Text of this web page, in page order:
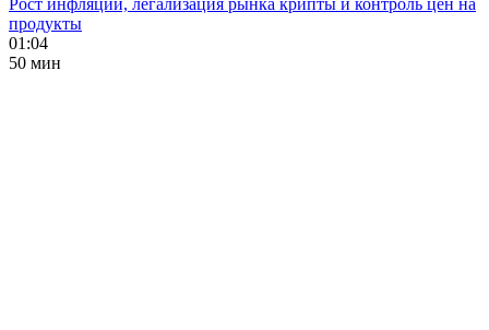
Рост инфляции, легализация рынка крипты и контроль цен на
продукты
01:04
50 мин